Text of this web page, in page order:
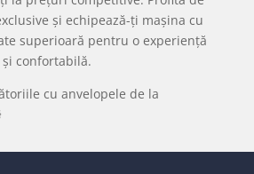
și echipează-ți mașina cu
superioară pentru o experiență
confortabilă.
cu anvelopele de la